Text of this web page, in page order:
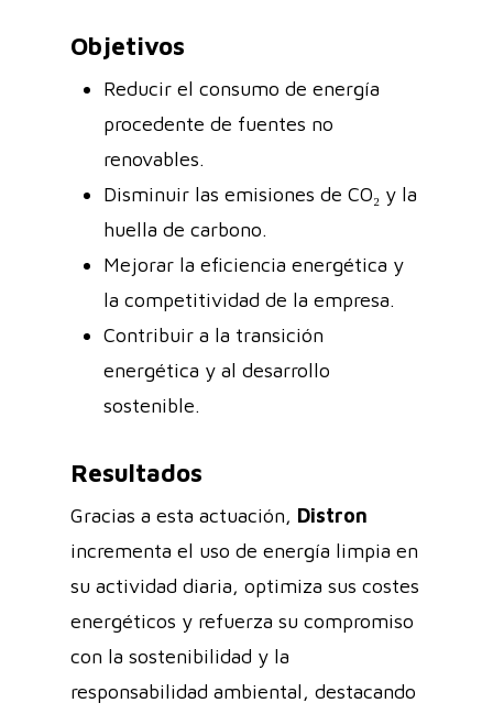
Objetivos
Reducir el consumo de energía
procedente de fuentes no
renovables.
Disminuir las emisiones de CO₂ y la
huella de carbono.
Mejorar la eficiencia energética y
la competitividad de la empresa.
Contribuir a la transición
energética y al desarrollo
sostenible.
Resultados
Gracias a esta actuación, Distron
incrementa el uso de energía limpia en
su actividad diaria, optimiza sus costes
energéticos y refuerza su compromiso
con la sostenibilidad y la
responsabilidad ambiental, destacando